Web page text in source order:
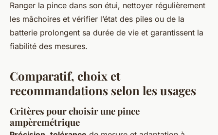
Ranger la pince dans son étui, nettoyer régulièrement
les mâchoires et vérifier l’état des piles ou de la
batterie prolongent sa durée de vie et garantissent la
fiabilité des mesures.
Comparatif, choix et
recommandations selon les usages
Critères pour choisir une pince
ampèremétrique